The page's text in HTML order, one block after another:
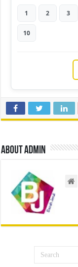
1 2 3
10
About admin